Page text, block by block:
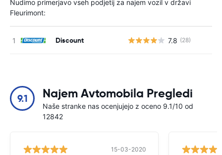
Nudimo primerjavo vseh podjetij za najem vozil v državi
Fleurimont:
Discount 7.8 (28)
9.1 Najem Avtomobila Pregledi
Naše stranke nas ocenjujejo z oceno 9.1/10 od
12842
15-03-2020